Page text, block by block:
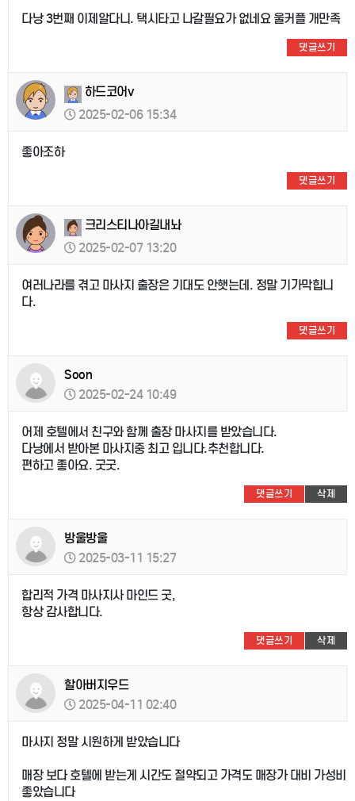
다낭 3번째 이제알다니. 택시타고 나갈필요가 없네요 울커플 개만족
댓글쓰기
하드코어v
2025-02-06 15:34
좋아조하
댓글쓰기
크리스티나아길내놔
2025-02-07 13:20
여러나라를 겪고 마사지 출장은 기대도 안햇는데. 정말 기가막힙니
다.
댓글쓰기
Soon
2025-02-24 10:49
어제 호텔에서 친구와 함께 출장 마사지를 받았습니다.
다낭에서 받아본 마사지중 최고 입니다.추천합니다.
편하고 좋아요. 굿굿.
댓글쓰기 삭제
방울방울
2025-03-11 15:27
합리적 가격 마사지사 마인드 굿,
항상 감사합니다.
댓글쓰기 삭제
할아버지우드
2025-04-11 02:40
마사지 정말 시원하게 받았습니다
매장 보다 호텔에 받는게 시간도 절약되고 가격도 매장가 대비 가성비
좋았습니다